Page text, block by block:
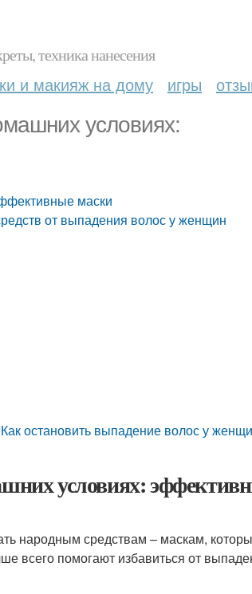
техника нанесения
и макияж на дому игры
условиях:
маски
от выпадения волос у женщин
остановить выпадение волос у
условиях:
народным средствам – маскам,
всего помогают избавиться от